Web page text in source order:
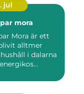
jul
mora
Mora är ett
alltmer
i dalarna